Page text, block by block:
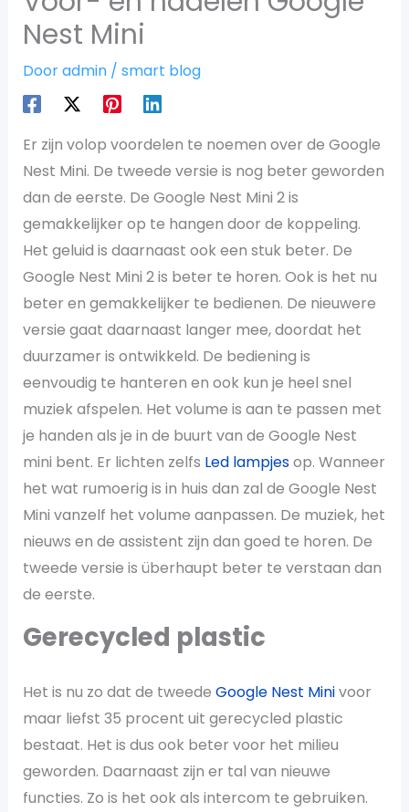
Nest Mini
Dooradmin / smart blog
Er zijn volop voordelen te noemen over de Google
Nest Mini. De tweede versie is nog beter geworden
dan de eerste. De Google Nest Mini 2 is
gemakkelijker op te hangen door de koppeling.
Het geluid is daarnaast ook een stuk beter. De
Google Nest Mini 2 is beter te horen. Ook is het nu
beter en gemakkelijker te bedienen. De nieuwere
versie gaat daarnaast langer mee, doordat het
duurzamer is ontwikkeld. De bediening is
eenvoudig te hanteren en ook kun je heel snel
muziek afspelen. Het volume is aan te passen met
je handen als je in de buurt van de Google Nest
mini bent. Er lichten zelfs Led lampjesop. Wanneer
het wat rumoerig is in huis dan zal de Google Nest
Mini vanzelf het volume aanpassen. De muziek, het
nieuws en de assistent zijn dan goed te horen. De
tweede versie is überhaupt beter te verstaan dan
de eerste.
Gerecycled plastic
Het is nu zo dat de tweede Google Nest Minivoor
maar liefst 35 procent uit gerecycled plastic
bestaat. Het is dus ook beter voor het milieu
geworden. Daarnaast zijn er tal van nieuwe
functies. Zo is het ook als intercom te gebruiken.